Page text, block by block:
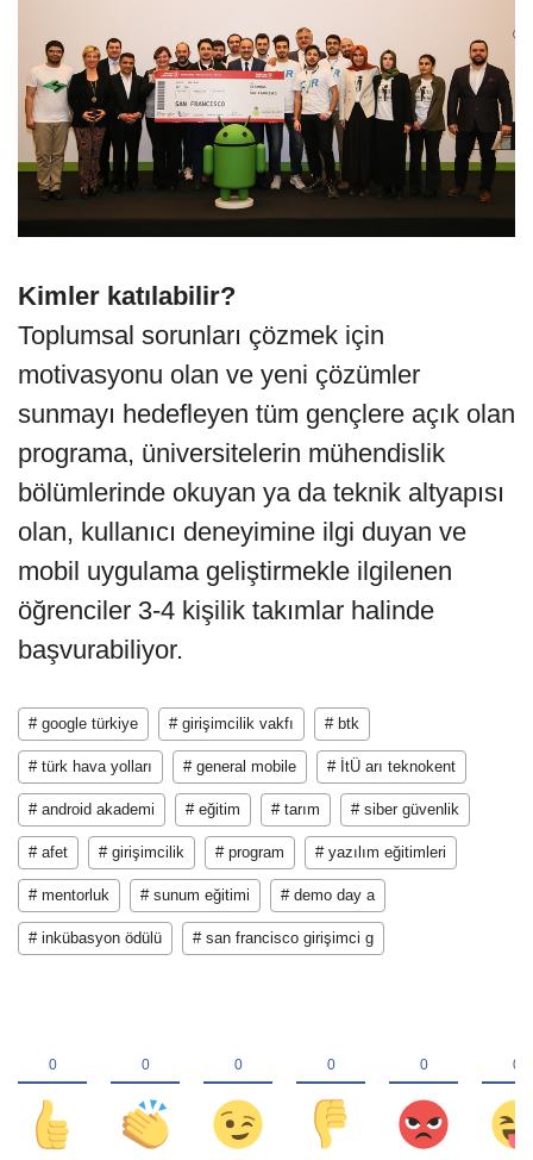
Kimler katılabilir?
Toplumsal sorunları çözmek için
motivasyonu olan ve yeni çözümler
sunmayı hedefleyen tüm gençlere açık olan
programa, üniversitelerin mühendislik
bölümlerinde okuyan ya da teknik altyapısı
olan, kullanıcı deneyimine ilgi duyan ve
mobil uygulama geliştirmekle ilgilenen
öğrenciler 3-4 kişilik takımlar halinde
başvurabiliyor.
# google türkiye # girişimcilik vakfı # btk
# türk hava yolları # general mobile # İtÜ arı teknokent
# android akademi # eğitim # tarım # siber güvenlik
# afet # girişimcilik # program # yazılım eğitimleri
# mentorluk # sunum eğitimi # demo day a
# inkübasyon ödülü # san francisco girişimci g